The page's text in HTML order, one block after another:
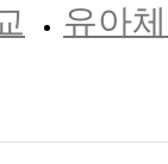
유아